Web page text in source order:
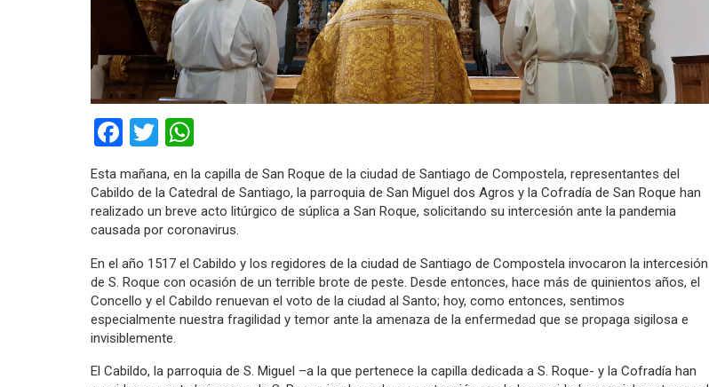
Facebook
Twitter
Esta mañana, en la capilla de San Roque de la ciudad de Santiago de Compostela, representantes del
Cabildo de la Catedral de Santiago, la parroquia de San Miguel dos Agros y la Cofradía de San Roque han
realizado un breve acto litúrgico de súplica a San Roque, solicitando su intercesión ante la pandemia
causada por coronavirus.
En el año 1517 el Cabildo y los regidores de la ciudad de Santiago de Compostela invocaron la intercesión
de S. Roque con ocasión de un terrible brote de peste. Desde entonces, hace más de quinientos años, el
Concello y el Cabildo renuevan el voto de la ciudad al Santo; hoy, como entonces, sentimos
especialmente nuestra fragilidad y temor ante la amenaza de la enfermedad que se propaga sigilosa e
invisiblemente.
El Cabildo, la parroquia de S. Miguel –a la que pertenece la capilla dedicada a S. Roque- y la Cofradía han